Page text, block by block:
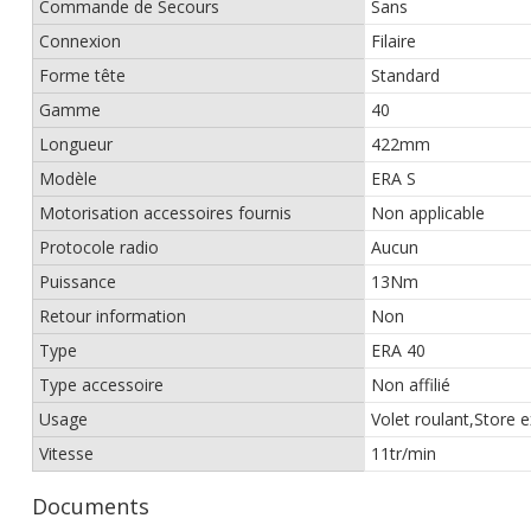
Commande de Secours
Sans
Connexion
Filaire
Forme tête
Standard
Gamme
40
Longueur
422mm
Modèle
ERA S
Motorisation accessoires fournis
Non applicable
Protocole radio
Aucun
Puissance
13Nm
Retour information
Non
Type
ERA 40
Type accessoire
Non affilié
Usage
Volet roulant,Store
Vitesse
11tr/min
Documents